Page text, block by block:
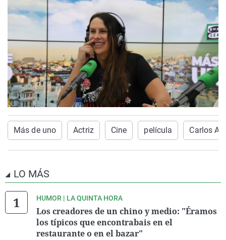
Más de uno Actriz Cine película Carlos
LO MÁS
HUMOR | LA QUINTA HORA
Los creadores de un chino y medio: "Éramos
los típicos que encontrabais en el
restaurante o en el bazar"